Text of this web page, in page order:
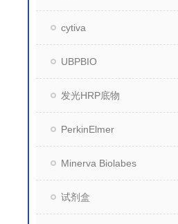
cytiva
UBPBIO
发光HRP底物
PerkinElmer
Minerva Biolabes
试剂盒